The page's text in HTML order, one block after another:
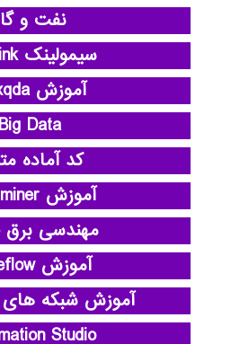
نفت و
سیمولینک simulink
آموزش maxqda
Big Data
کد آماده
آموزش rapidminer
مهندسی
آموزش stateflow
آموزش شبکه های
Studio